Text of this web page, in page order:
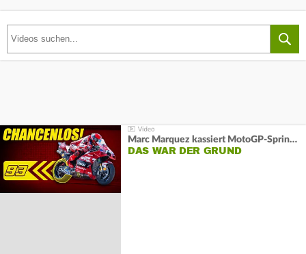
Marc Marquez kassiert MotoGP-Sprint-Schlappe:
DAS WAR DER GRUND